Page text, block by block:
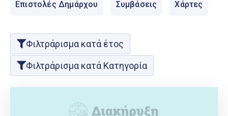
Επιστολές Δημάρχου Συμβάσεις Χάρτες
Φιλτράρισμα κατά έτος
Φιλτράρισμα κατά Κατηγορία